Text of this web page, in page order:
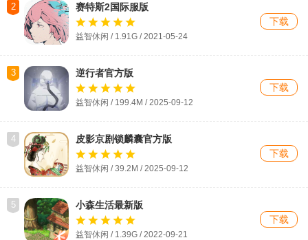
2 赛特斯2国际服版
益智休闲 / 1.91G / 2021-05-24
下载
3 逆行者官方版
益智休闲 / 199.4M / 2025-09-12
下载
4 皮影京剧锁麟囊官方版
益智休闲 / 39.2M / 2025-09-12
下载
5 小森生活最新版
益智休闲 / 1.39G / 2022-09-21
下载